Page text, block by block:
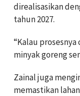
direalisasikan
tahun 2027.
“Kalau
minyak goreng
Zainal juga
memastikan